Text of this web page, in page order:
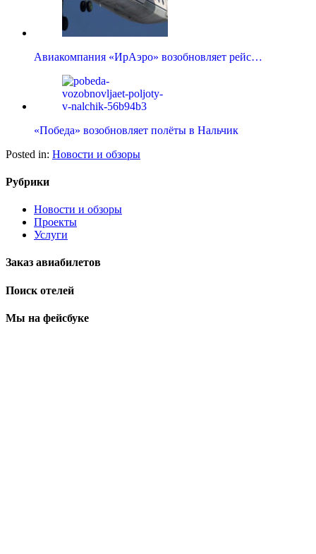
Авиакомпания «ИрАэро» возобновляет рейс…
«Победа» возобновляет полёты в Нальчик
Posted in: Новости и обзоры
Рубрики
Новости и обзоры
Проекты
Услуги
Заказ авиабилетов
Поиск отелей
Мы на фейсбуке